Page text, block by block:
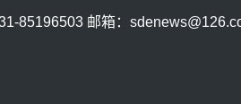
85196503 邮箱：